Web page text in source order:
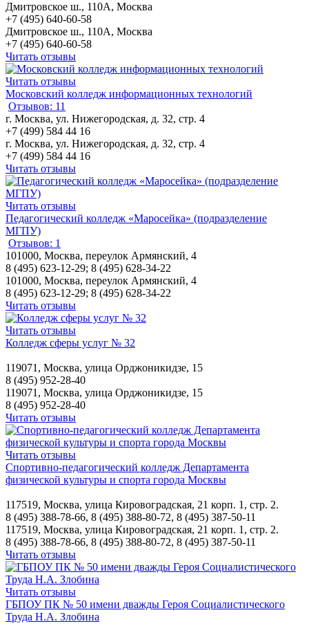
Дмитровское ш., 110А, Москва
+7 (495) 640-60-58
Дмитровское ш., 110А, Москва
+7 (495) 640-60-58
Читать отзывы
Читать отзывы
Московский колледж информационных технологий
Отзывов: 11
г. Москва, ул. Нижегородская, д. 32, стр. 4
+7 (499) 584 44 16
г. Москва, ул. Нижегородская, д. 32, стр. 4
+7 (499) 584 44 16
Читать отзывы
Читать отзывы
Педагогический колледж «Маросейка» (подразделение
МГПУ)
Отзывов: 1
101000, Москва, переулок Армянский, 4
8 (495) 623-12-29; 8 (495) 628-34-22
101000, Москва, переулок Армянский, 4
8 (495) 623-12-29; 8 (495) 628-34-22
Читать отзывы
Читать отзывы
Колледж сферы услуг № 32
119071, Москва, улица Орджоникидзе, 15
8 (495) 952-28-40
119071, Москва, улица Орджоникидзе, 15
8 (495) 952-28-40
Читать отзывы
Читать отзывы
Спортивно-педагогический колледж Департамента
физической культуры и спорта города Москвы
117519, Москва, улица Кировоградская, 21 корп. 1, стр. 2.
8 (495) 388-78-66, 8 (495) 388-80-72, 8 (495) 387-50-11
117519, Москва, улица Кировоградская, 21 корп. 1, стр. 2.
8 (495) 388-78-66, 8 (495) 388-80-72, 8 (495) 387-50-11
Читать отзывы
Читать отзывы
ГБПОУ ПК № 50 имени дважды Героя Социалистического
Труда Н.А. Злобина